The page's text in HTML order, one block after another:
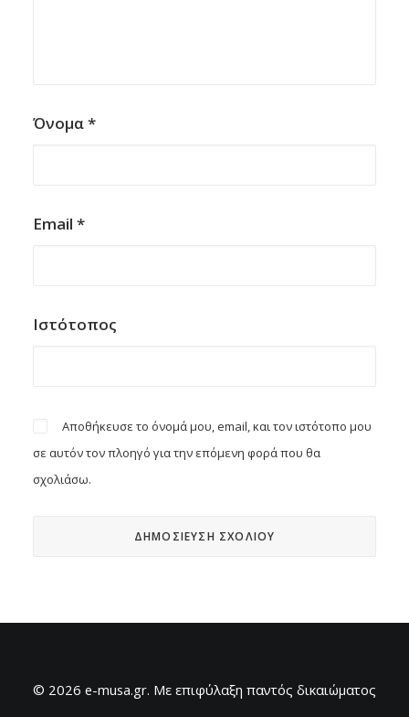
Όνομα*
Email *
Ιστότοπος
Αποθήκευσε το όνομά μου, email, και τον ιστότοπο μου
σε αυτόν τον πλοηγό για την επόμενη φορά που θα
σχολιάσω.
© 2026 e-musa.gr. Mε επιφύλαξη παντός δικαιώματος